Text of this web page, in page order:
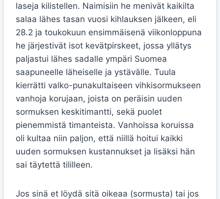
laseja kilistellen. Naimisiin he menivät kaikilta
salaa lähes tasan vuosi kihlauksen jälkeen, eli
28.2 ja toukokuun ensimmäisenä viikonloppuna
he järjestivät isot kevätpirskeet, jossa yllätys
paljastui lähes sadalle ympäri Suomea
saapuneelle läheiselle ja ystävälle. Tuula
kierrätti valko-punakultaiseen vihkisormukseen
vanhoja korujaan, joista on peräisin uuden
sormuksen keskitimantti, sekä puolet
pienemmistä timanteista. Vanhoissa koruissa
oli kultaa niin paljon, että niillä hoitui kaikki
uuden sormuksen kustannukset ja lisäksi hän
sai täytettä tililleen.
Jos sinä et löydä sitä oikeaa (sormusta) tai jos